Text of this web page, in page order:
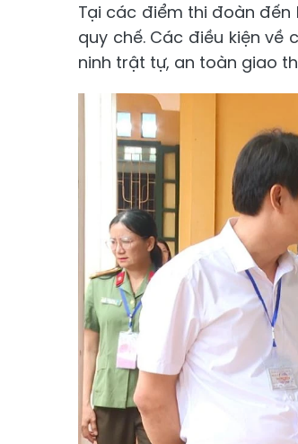
Tại các điểm thi đoàn
quy chế. Các điều kiện
ninh trật tự, an toàn giao